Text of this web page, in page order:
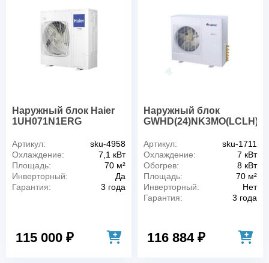
Наружный блок Haier
1UH071N1ERG
Артикул:
sku-4958
Охлаждение:
7,1 кВт
Площадь:
70 м²
Инверторный:
Да
Гарантия:
3 года
115 000 ₽
Наружный блок
GWHD(24)NK3MO(LCLH)
Артикул:
sku-1711
Охлаждение:
7 кВт
Обогрев:
8 кВт
Площадь:
70 м²
Инверторный:
Нет
Гарантия:
3 года
116 884 ₽